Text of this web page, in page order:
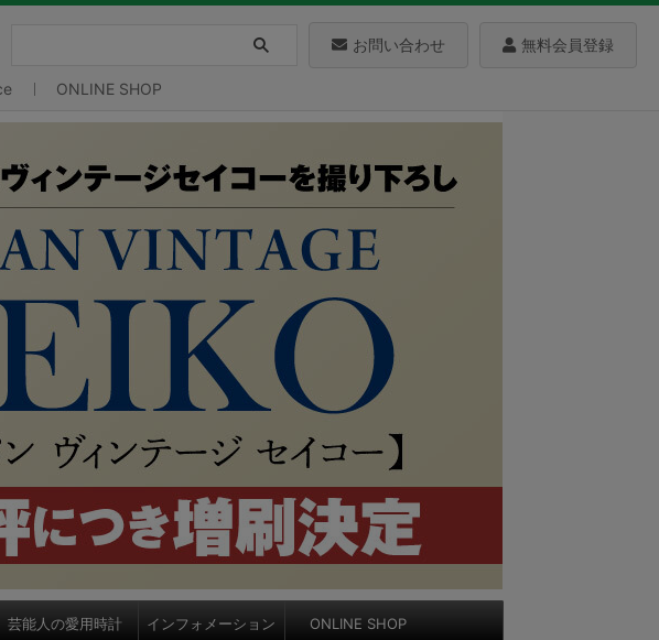
お問い合わせ 無料会員登録
ONLINE SHOP
芸能人の愛用時計 インフォメーション ONLINE SHOP